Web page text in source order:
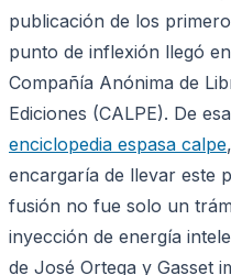
publicación de los
punto de inflexión llegó
Compañía Anónima de
Ediciones (CALPE). De
enciclopedia espasa calpe
encargaría de llevar este
fusión no fue solo un
inyección de energía
de José Ortega y Gasset